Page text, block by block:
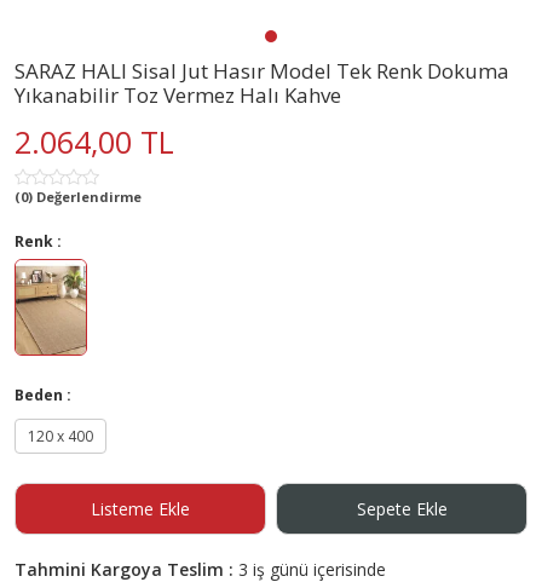
SARAZ HALI Sisal Jut Hasır Model Tek Renk Dokuma
Yıkanabilir Toz Vermez Halı Kahve
2.064,00 TL
(0) Değerlendirme
Renk :
Beden :
120 x 400
Listeme Ekle Sepete Ekle
Tahmini Kargoya Teslim : 3 iş günü içerisinde